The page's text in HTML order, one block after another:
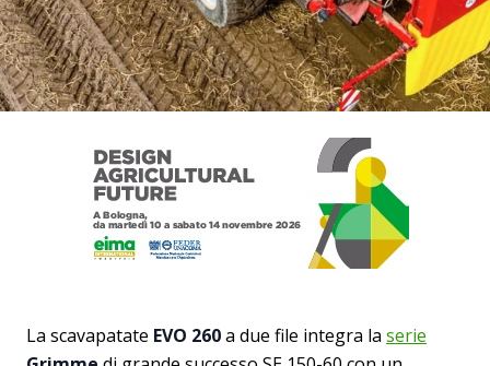
La scavapatate EVO 260a due file integra la serie